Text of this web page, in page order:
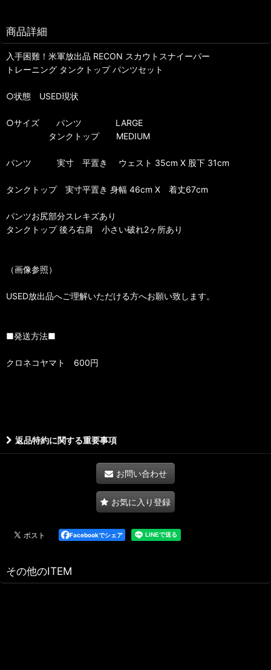
商品詳細
入手困難！米軍放出品 RECON スカウトスナイーパー
トレーニング タンクトップ パンツセット
○状態 USED現状
○サイズ パンツ LARGE
タンクトップ MEDIUM
パンツ 実寸 平置き ウェスト 35cm X 股下 31cm
タンクトップ 実寸平置き 身幅 46cm X 着丈67cm
パンツお尻部分スレキズあり
タンクトップ 後ろ右肩 小さい破れ2ヶ所あり
（画像参照）
USED放出品へご理解いただける方へお願い致します。
■発送方法■
クロネコヤマト 600円
返品特約に関する重要事項
お問い合わせ
お気に入り登録
Facebookでシェア
その他のITEM